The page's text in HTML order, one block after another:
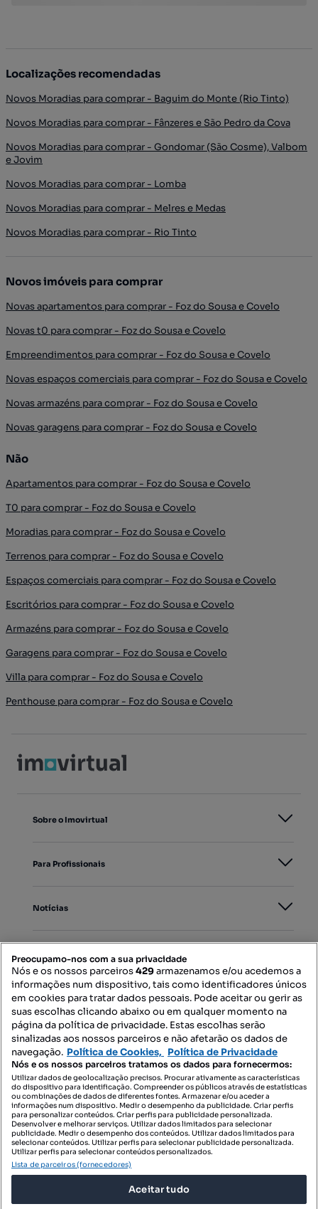
Localizações recomendadas
Novos Moradias para comprar - Baguim do Monte (Rio Tinto)
Novos Moradias para comprar - Fânzeres e São Pedro da Cova
Novos Moradias para comprar - Gondomar (São Cosme), Valbom
e Jovim
Novos Moradias para comprar - Lomba
Novos Moradias para comprar - Melres e Medas
Novos Moradias para comprar - Rio Tinto
Novos imóveis para comprar
Novas apartamentos para comprar - Foz do Sousa e Covelo
Novas t0 para comprar - Foz do Sousa e Covelo
Empreendimentos para comprar - Foz do Sousa e Covelo
Novas espaços comerciais para comprar - Foz do Sousa e Covelo
Novas armazéns para comprar - Foz do Sousa e Covelo
Novas garagens para comprar - Foz do Sousa e Covelo
Não
Apartamentos para comprar - Foz do Sousa e Covelo
T0 para comprar - Foz do Sousa e Covelo
Moradias para comprar - Foz do Sousa e Covelo
Terrenos para comprar - Foz do Sousa e Covelo
Espaços comerciais para comprar - Foz do Sousa e Covelo
Escritórios para comprar - Foz do Sousa e Covelo
Armazéns para comprar - Foz do Sousa e Covelo
Garagens para comprar - Foz do Sousa e Covelo
Villa para comprar - Foz do Sousa e Covelo
Penthouse para comprar - Foz do Sousa e Covelo
Sobre o Imovirtual
Para Profissionais
Notícias
Mapa do Site
Contacte-nos
SIGA-NOS:
DESCARREGAR NA:
Preocupamo-nos com a sua privacidade
Nós e os nossos parceiros429armazenamos e/ou acedemos a
informações num dispositivo, tais como identificadores únicos
em cookies para tratar dados pessoais. Pode aceitar ou gerir as
suas escolhas clicando abaixo ou em qualquer momento na
página da política de privacidade. Estas escolhas serão
sinalizadas aos nossos parceiros e não afetarão os dados de
navegação. Política de Cookies, Política de Privacidade
Nós e os nossos parceiros tratamos os dados para fornecermos:
Utilizar dados de geolocalização precisos. Procurar ativamente as características
do dispositivo para identificação. Compreender os públicos através de estatísticas
ou combinações de dados de diferentes fontes. Armazenar e/ou aceder a
informações num dispositivo. Medir o desempenho da publicidade. Criar perfis
para personalizar conteúdos. Criar perfis para publicidade personalizada.
Desenvolver e melhorar serviços. Utilizar dados limitados para selecionar
publicidade. Medir o desempenho dos conteúdos. Utilizar dados limitados para
selecionar conteúdos. Utilizar perfis para selecionar publicidade personalizada.
Utilizar perfis para selecionar conteúdos personalizados.
Lista de parceiros (fornecedores)
Aceitar tudo